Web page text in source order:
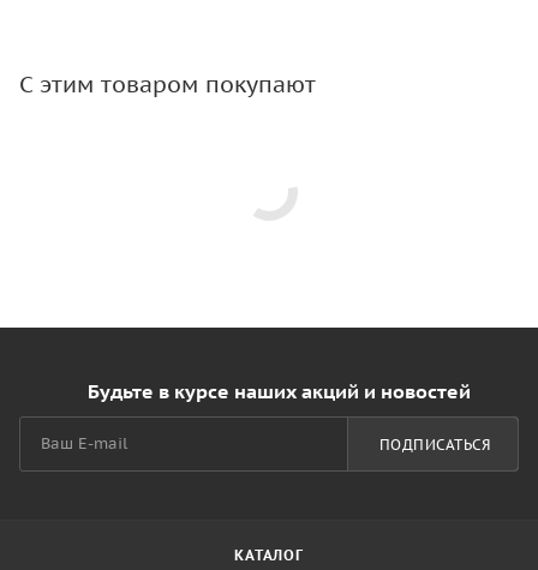
С этим товаром покупают
Будьте в курсе наших акций и новостей
ПОДПИСАТЬСЯ
КАТАЛОГ